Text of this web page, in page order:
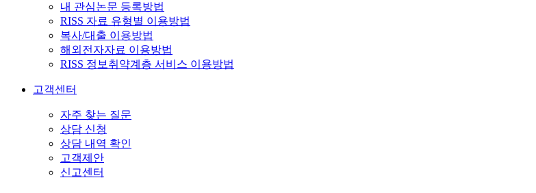
내 관심논문 등록방법
RISS 자료 유형별 이용방법
복사/대출 이용방법
해외전자자료 이용방법
RISS 정보취약계층 서비스 이용방법
고객센터
자주 찾는 질문
상담 신청
상담 내역 확인
고객제안
신고센터